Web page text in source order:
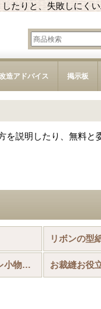
たりと、失敗しにく
造アドバイス 掲示板
説明したり、無料
リボンの型
無料のコスプレ小物の型紙